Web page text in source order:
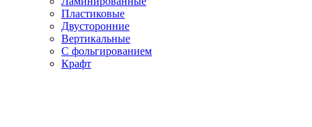
Пластиковые
Двусторонние
Вертикальные
С фольгированием
Крафт